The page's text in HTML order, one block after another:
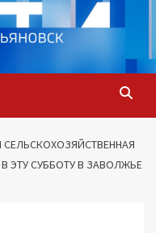
СЕЛЬСКОХОЗЯЙСТВЕННАЯ
ЭТУ СУББОТУ В ЗАВОЛЖЬЕ